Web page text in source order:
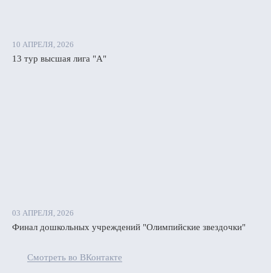
10 АПРЕЛЯ, 2026
13 тур высшая лига "А"
03 АПРЕЛЯ, 2026
Финал дошкольных учреждений "Олимпийские звездочки"
Смотреть во ВКонтакте